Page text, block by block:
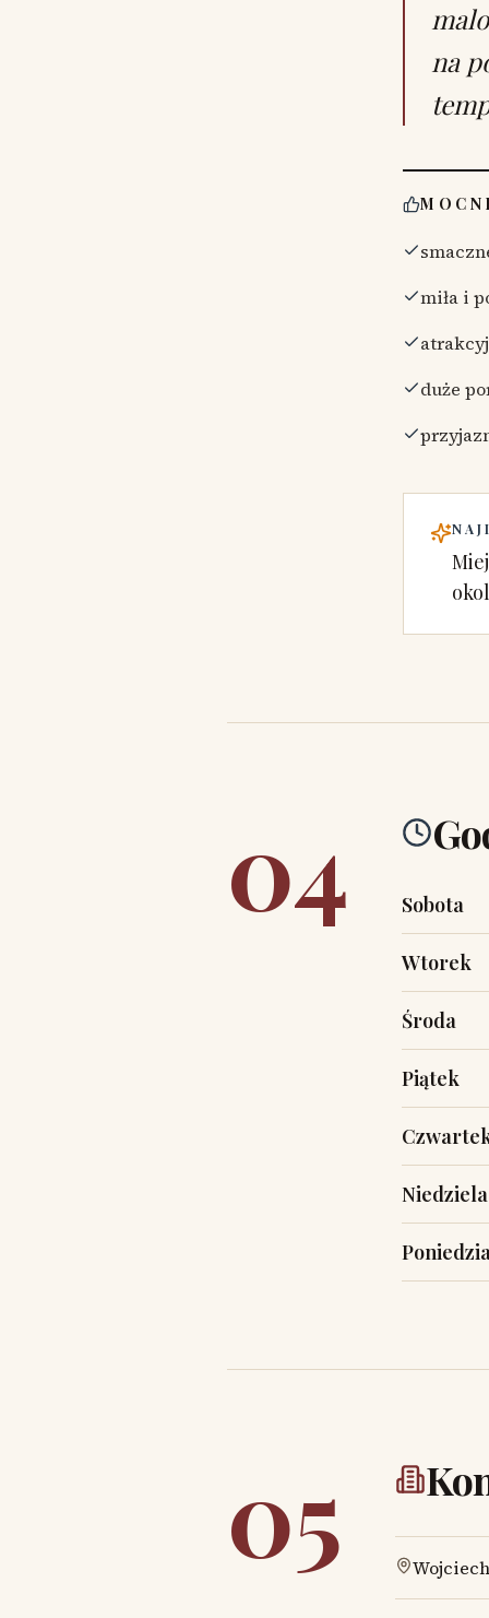
na
miła i
duże
04 Sobota
Wtorek
Środa
Piątek
Niedziela
05